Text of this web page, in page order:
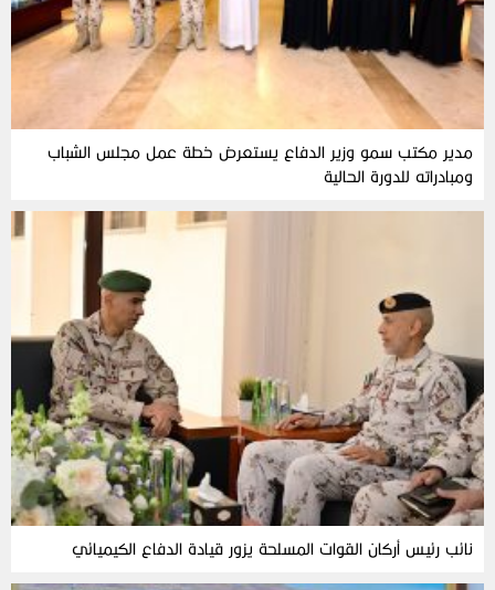
مدير مكتب سمو وزير الدفاع يستعرض خطة عمل مجلس الشباب
ومبادراته للدورة الحالية
نائب رئيس أركان القوات المسلحة يزور قيادة الدفاع الكيميائي